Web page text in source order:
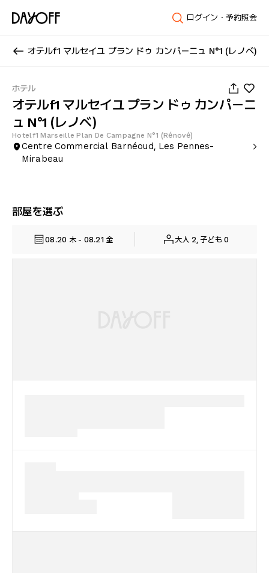
ログイン・予約照会
オテルf1 マルセイユ プラン ドゥ カンパーニュ N°1 (レノベ)
/27
ホテル
オテルf1 マルセイユ プラン ドゥ カンパーニ
ュ N°1 (レノベ)
Hotelf1 Marseille Plan De Campagne N°1 (Rénové)
Centre Commercial Barnéoud, Les Pennes-
Mirabeau
部屋を選ぶ
08.20 木 - 08.21 金 大人 2, 子ども 0